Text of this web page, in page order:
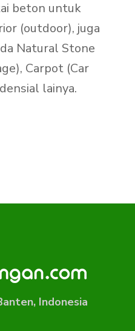
beton untuk
(outdoor), juga
Natural Stone
Carpot (Car
lainya.
Indonesia